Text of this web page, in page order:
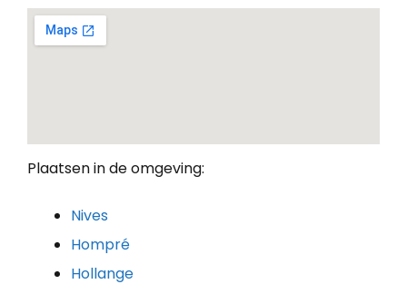
Plaatsen in de omgeving:
Nives
Hompré
Hollange